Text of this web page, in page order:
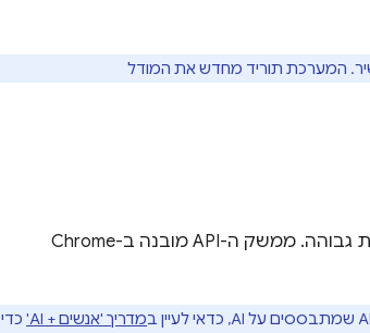
ה-API של הכלי לסיכום משתמש במודל שאומן ליצירת סיכומים באיכות גבוהה. ממשק ה-API מובנה ב-Chrome
מדריך 'אנשים + AI'
כדי